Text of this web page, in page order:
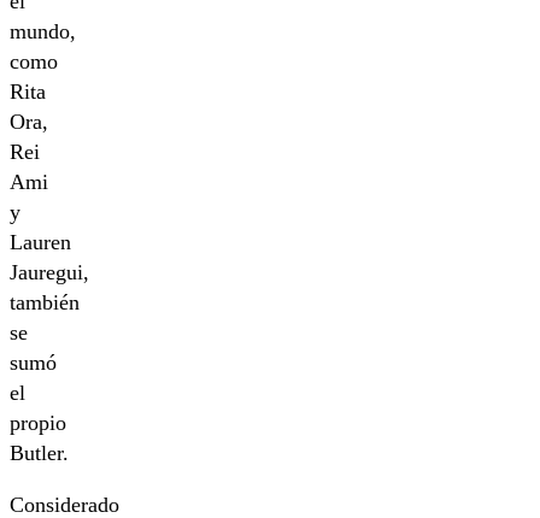
mundo,
como
Rita
Ora,
Rei
Ami
y
Lauren
Jauregui,
también
se
sumó
el
propio
Butler.
Considerado